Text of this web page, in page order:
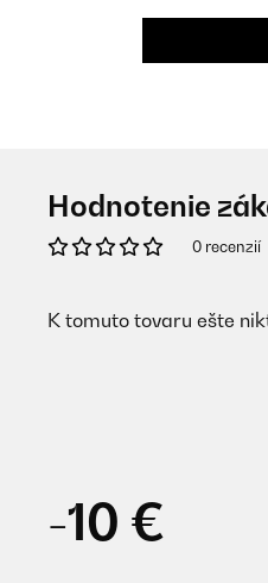
Hodnotenie
0 recenzií
K tomuto tovaru ešte
-10 €